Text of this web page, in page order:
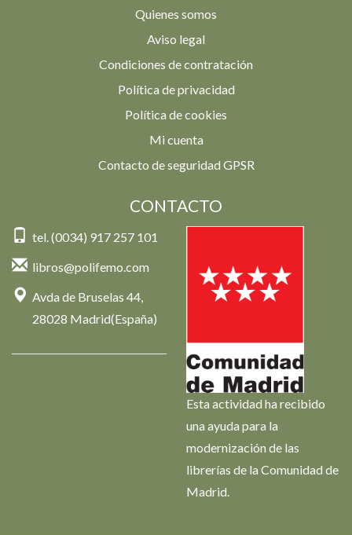
Quienes somos
Aviso legal
Condiciones de contratación
Política de privacidad
Política de cookies
Mi cuenta
Contacto de seguridad GPSR
CONTACTO
tel. (0034) 917 257 101
libros@polifemo.com
Avda de Bruselas 44,
28028 Madrid(España)
Esta actividad ha recibido
una ayuda para la
modernización de las
librerías de la Comunidad de
Madrid.